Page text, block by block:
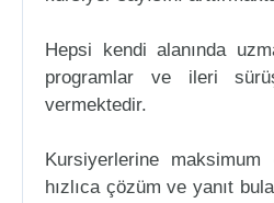
Hepsi kendi alanında
programlar ve ileri
vermektedir.
Kursiyerlerine
hızlıca çözüm ve yanıt